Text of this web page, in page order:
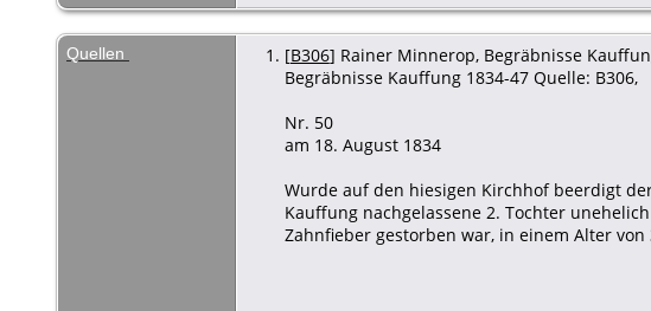
Quellen [B306] Rainer Minnerop, Begräbnisse
Begräbnisse Kauffung 1834-47 Quelle: B306,
Nr. 50
am 18. August 1834
Wurde auf den hiesigen Kirchhof beerdigt
Kauffung nachgelassene 2. Tochter
Zahnfieber gestorben war, in einem Alter von